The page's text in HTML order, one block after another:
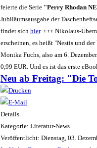
feierte die Serie "Perry Rhodan
Jubiläumsausgabe der
findet sich hier. +++Nikolaus-
erscheinen, es heißt "Nestis und
Monika Fuchs, also am 6.
0,99 EUR. Und es ist das erste
Neu ab Freitag: "Die
Details
Kategorie: Literatur-News
Veröffentlicht: Dienstag, 03.